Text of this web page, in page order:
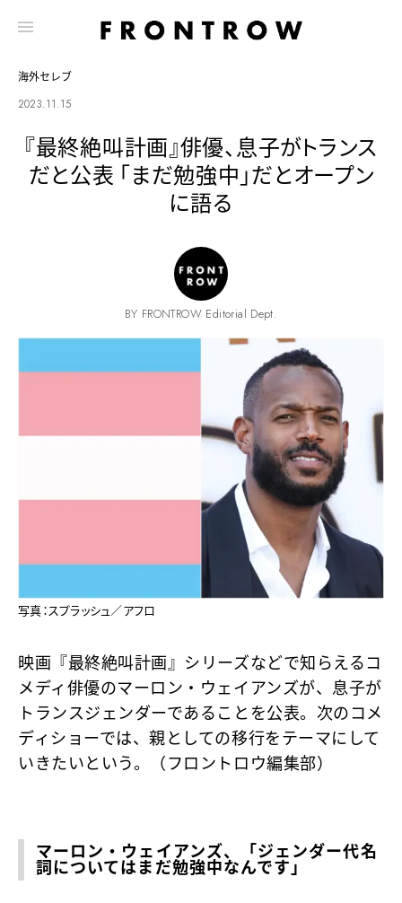
海外セレブ
2023.11.15
『最終絶叫計画』俳優、息子がトランス
だと公表 「まだ勉強中」だとオープン
に語る
BY FRONTROW Editorial Dept.
写真：スプラッシュ／アフロ
映画『最終絶叫計画』シリーズなどで知らえるコ
メディ俳優のマーロン・ウェイアンズが、息子が
トランスジェンダーであることを公表。次のコメ
ディショーでは、親としての移行をテーマにして
いきたいという。（フロントロウ編集部）
マーロン・ウェイアンズ、「ジェンダー代名
詞についてはまだ勉強中なんです」